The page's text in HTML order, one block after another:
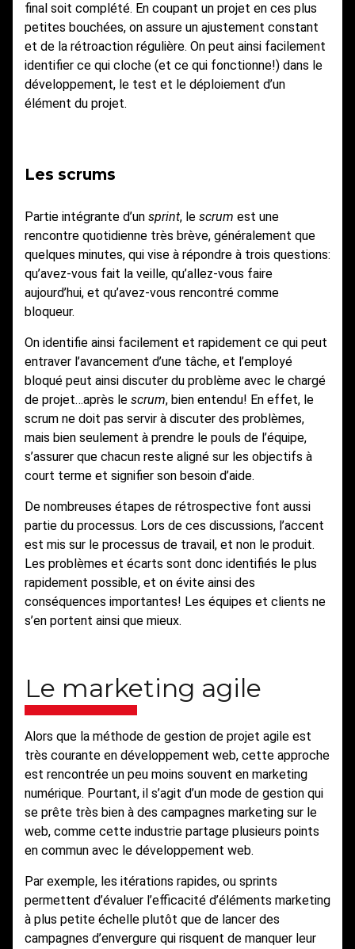
final soit complété. En coupant un projet en ces plus
petites bouchées, on assure un ajustement constant
et de la rétroaction régulière. On peut ainsi facilement
identifier ce qui cloche (et ce qui fonctionne!) dans le
développement, le test et le déploiement d’un
élément du projet.
Les scrums
Partie intégrante d’un sprint, le scrum est une
rencontre quotidienne très brève, généralement que
quelques minutes, qui vise à répondre à trois questions:
qu’avez-vous fait la veille, qu’allez-vous faire
aujourd’hui, et qu’avez-vous rencontré comme
bloqueur.
On identifie ainsi facilement et rapidement ce qui peut
entraver l’avancement d’une tâche, et l’employé
bloqué peut ainsi discuter du problème avec le chargé
de projet…après le scrum, bien entendu! En effet, le
scrum ne doit pas servir à discuter des problèmes,
mais bien seulement à prendre le pouls de l’équipe,
s’assurer que chacun reste aligné sur les objectifs à
court terme et signifier son besoin d’aide.
De nombreuses étapes de rétrospective font aussi
partie du processus. Lors de ces discussions, l’accent
est mis sur le processus de travail, et non le produit.
Les problèmes et écarts sont donc identifiés le plus
rapidement possible, et on évite ainsi des
conséquences importantes! Les équipes et clients ne
s’en portent ainsi que mieux.
Le marketing agile
Alors que la méthode de gestion de projet agile est
très courante en développement web, cette approche
est rencontrée un peu moins souvent en marketing
numérique. Pourtant, il s’agit d’un mode de gestion qui
se prête très bien à des campagnes marketing sur le
web, comme cette industrie partage plusieurs points
en commun avec le développement web.
Par exemple, les itérations rapides, ou sprints
permettent d’évaluer l’efficacité d’éléments marketing
à plus petite échelle plutôt que de lancer des
campagnes d’envergure qui risquent de manquer leur